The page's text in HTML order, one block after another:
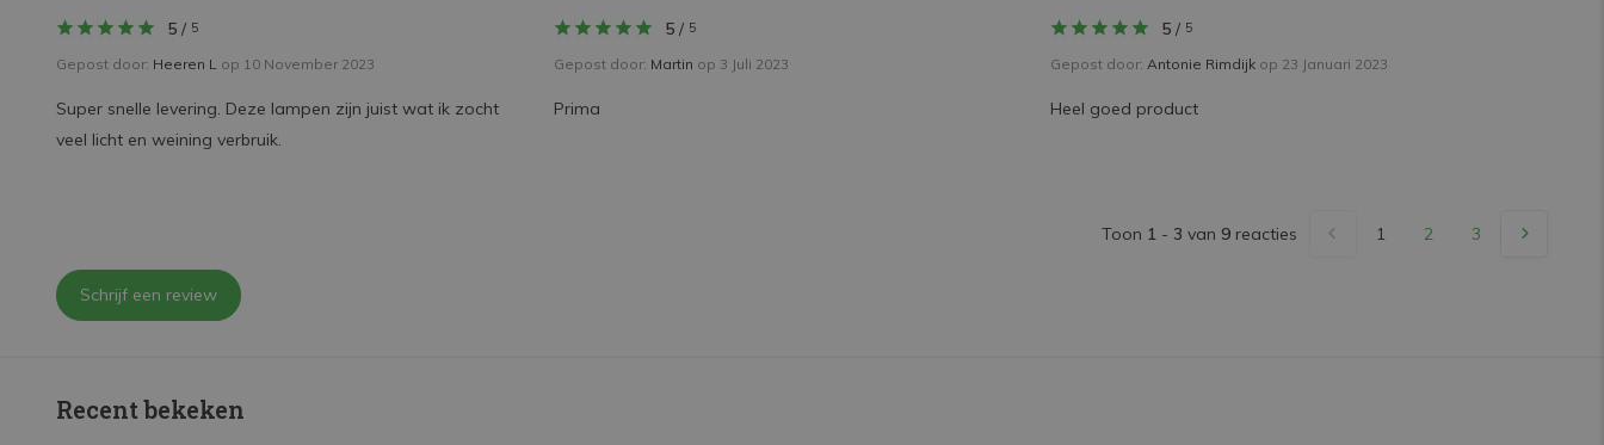
5 / 5
Gepost door: Heeren L op 10 November 2023
Super snelle levering. Deze lampen zijn juist wat ik zocht
veel licht en weining verbruik.
5/ 5
Gepost door: Martin op 3 Juli 2023
Prima
5 / 5
Gepost door:Antonie Rimdijk op 23 Januari 2023
Heel goed product
Toon 1 - 3 van 9 reacties 1 2 3
Schrijf een review
Recent bekeken